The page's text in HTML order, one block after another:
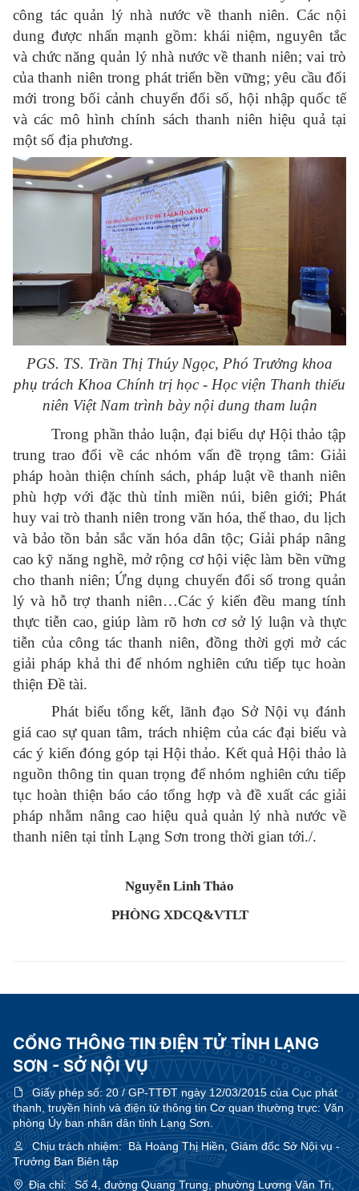
công tác quản lý nhà nước về thanh niên. Các nội
dung được nhấn mạnh gồm: khái niệm, nguyên tắc
và chức năng quản lý nhà nước về thanh niên; vai trò
của thanh niên trong phát triển bền vững; yêu cầu đổi
mới trong bối cảnh chuyển đổi số, hội nhập quốc tế
và các mô hình chính sách thanh niên hiệu quả tại
một số địa phương.
PGS. TS. Trần Thị Thúy Ngọc, Phó Trưởng khoa
phụ trách Khoa Chính trị học - Học viện Thanh thiếu
niên Việt Nam trình bày nội dung tham luận
Trong phần thảo luận, đại biểu dự Hội thảo tập
trung trao đổi về các nhóm vấn đề trọng tâm: Giải
pháp hoàn thiện chính sách, pháp luật về thanh niên
phù hợp với đặc thù tỉnh miền núi, biên giới; Phát
huy vai trò thanh niên trong văn hóa, thể thao, du lịch
và bảo tồn bản sắc văn hóa dân tộc; Giải pháp nâng
cao kỹ năng nghề, mở rộng cơ hội việc làm bền vững
cho thanh niên; Ứng dụng chuyển đổi số trong quản
lý và hỗ trợ thanh niên…Các ý kiến đều mang tính
thực tiễn cao, giúp làm rõ hơn cơ sở lý luận và thực
tiễn của công tác thanh niên, đồng thời gợi mở các
giải pháp khả thi để nhóm nghiên cứu tiếp tục hoàn
thiện Đề tài.
Phát biểu tổng kết, lãnh đạo Sở Nội vụ đánh
giá cao sự quan tâm, trách nhiệm của các đại biểu và
các ý kiến đóng góp tại Hội thảo. Kết quả Hội thảo là
nguồn thông tin quan trọng để nhóm nghiên cứu tiếp
tục hoàn thiện báo cáo tổng hợp và đề xuất các giải
pháp nhằm nâng cao hiệu quả quản lý nhà nước về
thanh niên tại tỉnh Lạng Sơn trong thời gian tới./.
Nguyễn Linh Thảo
PHÒNG XDCQ&VTLT
CỔNG THÔNG TIN ĐIỆN TỬ TỈNH LẠNG
SƠN - SỞ NỘI VỤ
Giấy phép số:20 / GP-TTĐT ngày 12/03/2015 của Cục phát
thanh, truyền hình và điện tử thông tin Cơ quan thường trực: Văn
phòng Ủy ban nhân dân tỉnh Lạng Sơn.
Chịu trách nhiệm:Bà Hoàng Thị Hiền, Giám đốc Sở Nội vụ -
Trưởng Ban Biên tập
Địa chỉ:
Số 4, đường Quang Trung, phường Lương Văn Tri,